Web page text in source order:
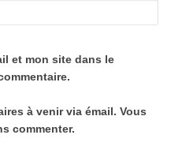
et mon site dans le
à venir via émail. Vous
commenter.